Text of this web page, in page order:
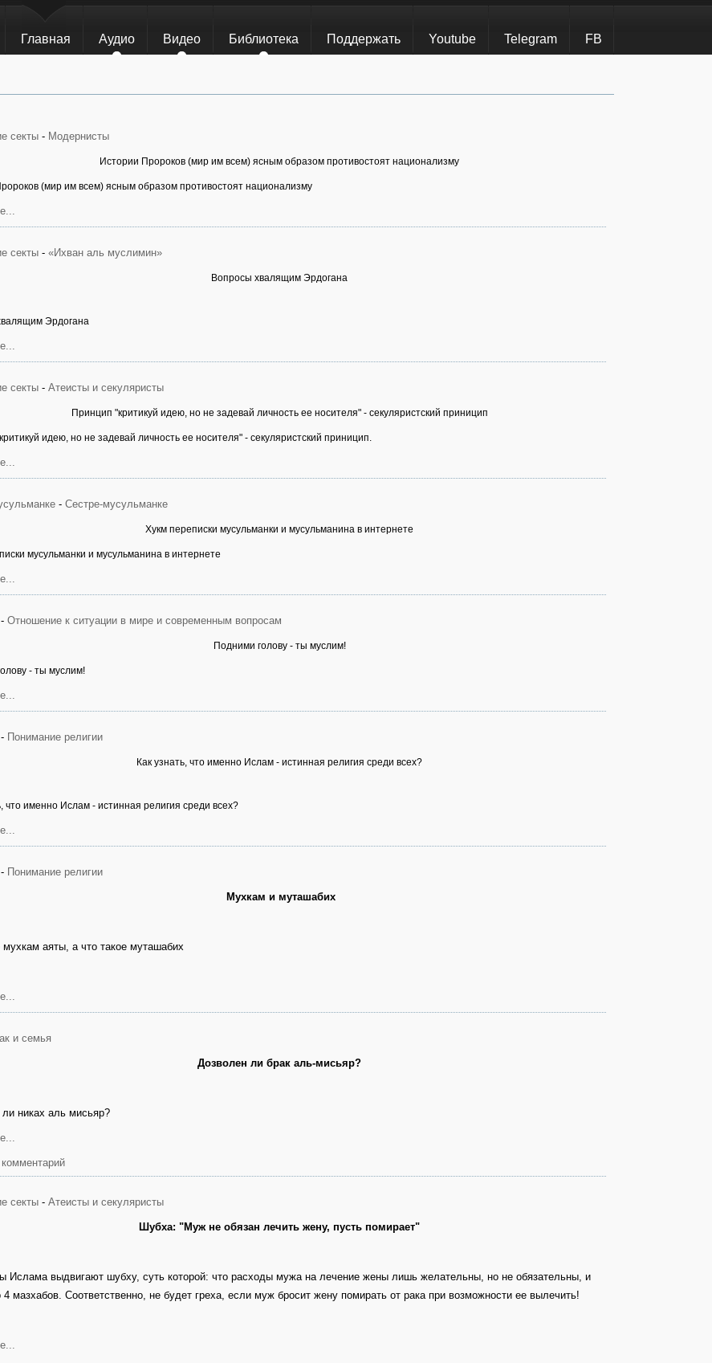
Главная Аудио Видео Библиотека Поддержать Youtube Telegram FB
секты - Модернисты
Истории Пророков (мир им всем) ясным образом противостоят национализму
(мир им всем) ясным образом противостоят национализму
секты - «Ихван аль муслимин»
Вопросы хвалящим Эрдогана
Эрдогана
секты - Атеисты и секуляристы
Принцип "критикуй идею, но не задевай личность ее носителя" - секуляристский приницип
идею, но не задевай личность ее носителя" - секуляристский приницип.
- Сестре-мусульманке
Хукм переписки мусульманки и мусульманина в интернете
мусульманки и мусульманина в интернете
- Отношение к ситуации в мире и современным вопросам
Подними голову - ты муслим!
- ты муслим!
- Понимание религии
Как узнать, что именно Ислам - истинная религия среди всех?
что именно Ислам - истинная религия среди всех?
- Понимание религии
Мухкам и муташабих
мухкам аяты, а что такое муташабих
и семья
Дозволен ли брак аль-мисьяр?
никах аль мисьяр?
секты - Атеисты и секуляристы
Шубха: "Муж не обязан лечить жену, пусть помирает"
Ислама выдвигают шубху, суть которой: что расходы мужа на лечение жены лишь желательны, но не обязательны, и
4 мазхабов. Соответственно, не будет греха, если муж бросит жену помирать от рака при возможности ее вылечить!